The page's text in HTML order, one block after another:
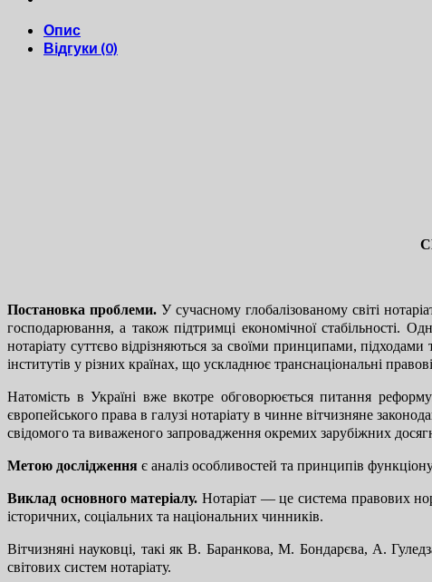
Опис
Відгуки (0)
Постановка проблеми.У сучасному глобалізованому світі
господарювання, а також підтримці економічної стабільності.
нотаріату суттєво відрізняються за своїми принципами,
інститутів у різних країнах, що ускладнює транснаціональні
Натомість в Україні вже вкотре обговорюється питання
європейського права в галузі нотаріату в чинне вітчизняне
свідомого та виваженого запровадження окремих зарубіжних
Метою дослідження є аналіз особливостей та принципів
Виклад основного матеріалу. Нотаріат — це система правових
історичних, соціальних та національних чинників.
Вітчизняні науковці, такі як В. Баранкова, М. Бондарєва, А.
світових систем нотаріату.